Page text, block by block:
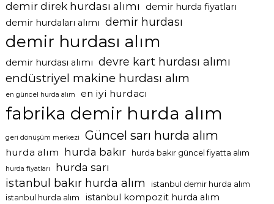
demir direk hurdası alımı
demir hurda fiyatları
demir hurdaları alımı demir hurdası
demir hurdası alım
demir hurdası alımı devre kart hurdası alımı
endüstriyel makine hurdası alım
en güncel hurda alım en iyi hurdacı
fabrika demir hurda alım
geri dönüşüm merkezi Güncel sarı hurda alım
hurda alım hurda bakır hurda bakır güncel fiyatta alım
hurda fiyatları hurda sarı
istanbul bakır hurda alım
istanbul demir hurda alım
istanbul hurda alım
istanbul kompozit hurda alım